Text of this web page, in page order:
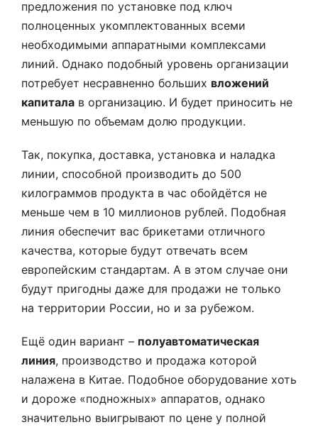
предложения по установке под ключ
полноценных укомплектованных всеми
необходимыми аппаратными комплексами
линий. Однако подобный уровень организации
потребует несравненно больших вложений
капитала в организацию. И будет приносить не
меньшую по объемам долю продукции.
Так, покупка, доставка, установка и наладка
линии, способной производить до 500
килограммов продукта в час обойдётся не
меньше чем в 10 миллионов рублей. Подобная
линия обеспечит вас брикетами отличного
качества, которые будут отвечать всем
европейским стандартам. А в этом случае они
будут пригодны даже для продажи не только
на территории России, но и за рубежом.
Ещё один вариант – полуавтоматическая
линия, производство и продажа которой
налажена в Китае. Подобное оборудование хоть
и дороже «подножных» аппаратов, однако
значительно выигрывают по цене у полной